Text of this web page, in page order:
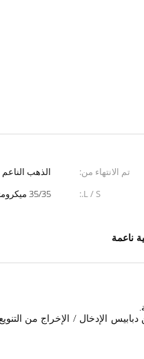
تم الانتهاء من:
الذهب الناعم
L / S.:
35/35 ميكرومتر (ميجابيكسل)
ناعمة
الإدخال / الإخراج من